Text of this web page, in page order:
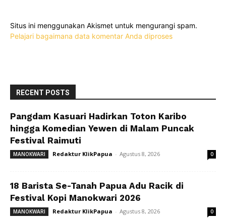
Situs ini menggunakan Akismet untuk mengurangi spam.
Pelajari bagaimana data komentar Anda diproses
RECENT POSTS
Pangdam Kasuari Hadirkan Toton Karibo
hingga Komedian Yewen di Malam Puncak
Festival Raimuti
MANOKWARI Redaktur KlikPapua - Agustus 8, 2026 0
18 Barista Se-Tanah Papua Adu Racik di
Festival Kopi Manokwari 2026
MANOKWARI Redaktur KlikPapua - Agustus 8, 2026 0